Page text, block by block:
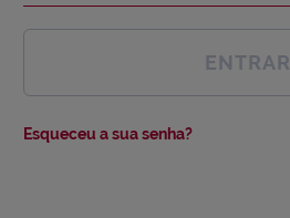
ENTRAR
Esqueceu a sua senha?